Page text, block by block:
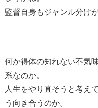
監督自身もジャンル分け
何か得体の知れない不気
系なのか。
人生をやり直そうと考え
う向き合うのか。